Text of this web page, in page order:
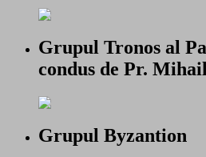
Grupul Tronos al
condus de Pr.
Grupul Byzantion